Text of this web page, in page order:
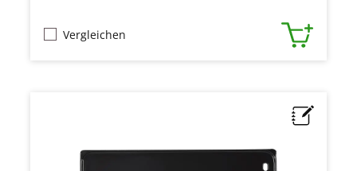
Vergleichen